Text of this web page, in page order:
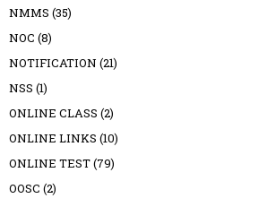
NMMS (35)
NOC (8)
NOTIFICATION (21)
NSS (1)
ONLINE CLASS (2)
ONLINE LINKS (10)
ONLINE TEST(79)
OOSC (2)